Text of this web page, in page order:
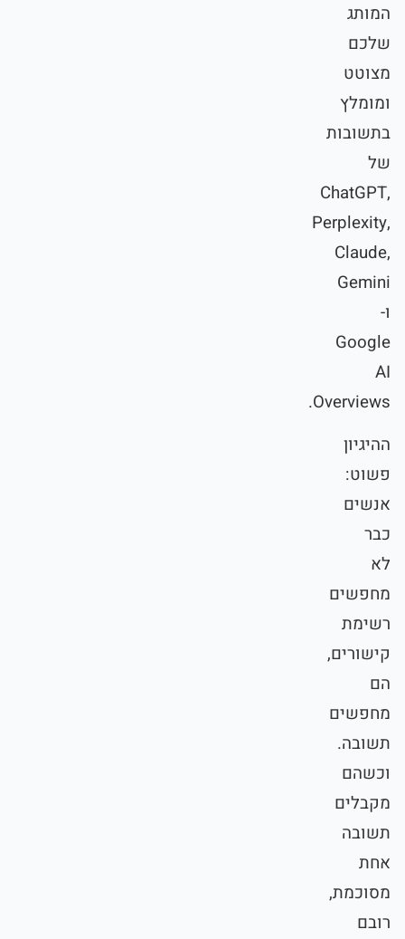
המותג
שלכם
מצוטט
ומומלץ
בתשובות
של
ChatGPT,
Perplexity,
Claude,
Gemini
ו-
Google
AI
Overviews.
ההיגיון
פשוט:
אנשים
כבר
לא
מחפשים
רשימת
קישורים,
הם
מחפשים
תשובה.
וכשהם
מקבלים
תשובה
אחת
מסוכמת,
רובם